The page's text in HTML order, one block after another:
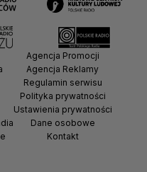
Agencja Promocji
Agencja Reklamy
Regulamin serwisu
Polityka prywatności
Ustawienia prywatności
Dane osobowe
Kontakt